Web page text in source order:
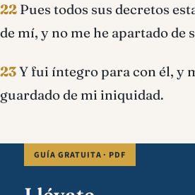
22 Pues todos sus decretos
de mí, y no me he apartado de
23Y fui íntegro para con él, y
guardado de mi iniquidad.
GUÍA GRATUITA · PDF